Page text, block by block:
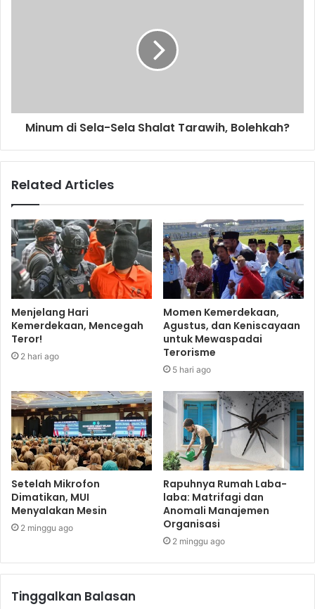
Minum di Sela-Sela Shalat Tarawih, Bolehkah?
Related Articles
Menjelang Hari
Kemerdekaan, Mencegah
Teror!
2 hari ago
Momen Kemerdekaan,
Agustus, dan Keniscayaan
untuk Mewaspadai
Terorisme
5 hari ago
Setelah Mikrofon
Dimatikan, MUI
Menyalakan Mesin
2 minggu ago
Rapuhnya Rumah Laba-
laba: Matrifagi dan
Anomali Manajemen
Organisasi
2 minggu ago
Tinggalkan Balasan